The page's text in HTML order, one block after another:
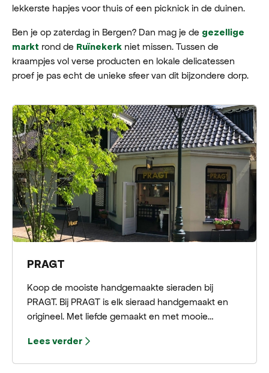
lekkerste hapjes voor thuis of een picknick in de duinen.
Ben je op zaterdag in Bergen? Dan mag je de gezellige
markt rond de Ruïnekerk niet missen. Tussen de
kraampjes vol verse producten en lokale delicatessen
proef je pas echt de unieke sfeer van dit bijzondere dorp.
PRAGT
Koop de mooiste handgemaakte sieraden bij
PRAGT. Bij PRAGT is elk sieraad handgemaakt en
origineel. Met liefde gemaakt en met mooie
kunnen ze bij PRAGT ook een exclusief sieraad
Lees verder